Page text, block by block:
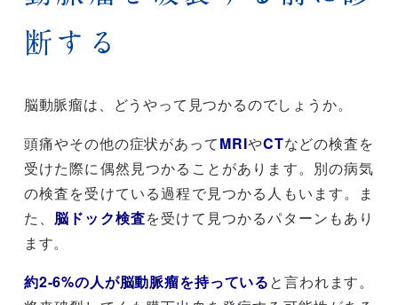
断する
脳動脈瘤は、どうやって見つかるのでしょうか。
頭痛やその他の症状があってMRIやCTなどの検査を
受けた際に偶然見つかることがあります。別の病気
の検査を受けている過程で見つかる人もいます。ま
た、 脳ドック検査を受けて見つかるパターンもあり
ます。
約2-6%の人が脳動脈瘤を持っていると言われます。